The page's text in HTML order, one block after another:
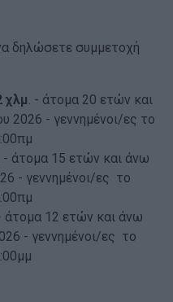
δηλώσετε συμμετοχή
χλμ. - άτομα 20 ετών και
2026 - γεννημένοι/ες το
- άτομα 15 ετών και άνω
- γεννημένοι/ες το
άτομα 12 ετών και άνω
- γεννημένοι/ες το